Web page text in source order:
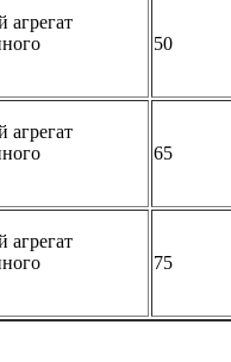
агрегат
50
агрегат
65
агрегат
75